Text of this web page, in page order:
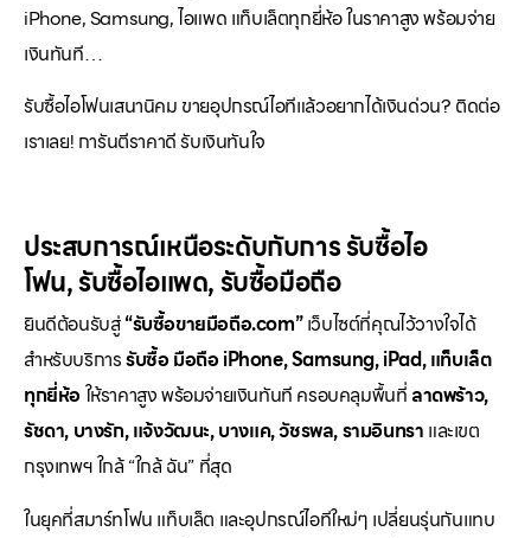
iPhone, Samsung, ไอแพด แท็บเล็ตทุกยี่ห้อ ในราคาสูง พร้อมจ่าย
เงินทันที…
รับซื้อไอโฟนเสนานิคม ขายอุปกรณ์ไอทีแล้วอยากได้เงินด่วน? ติดต่อ
เราเลย! การันตีราคาดี รับเงินทันใจ
ประสบการณ์เหนือระดับกับการรับซื้อไอ
โฟน,รับซื้อไอแพด,รับซื้อมือถือ
ยินดีต้อนรับสู่“รับซื้อขายมือถือ.com”เว็บไซต์ที่คุณไว้วางใจได้
สำหรับบริการรับซื้อ มือถือ iPhone, Samsung, iPad, แท็บเล็ต
ทุกยี่ห้อให้ราคาสูง พร้อมจ่ายเงินทันที ครอบคลุมพื้นที่ลาดพร้าว,
รัชดา, บางรัก, แจ้งวัฒนะ, บางแค, วัชรพล, รามอินทรา และเขต
กรุงเทพฯ ใกล้ “ใกล้ ฉัน” ที่สุด
ในยุคที่สมาร์ทโฟน แท็บเล็ต และอุปกรณ์ไอทีใหม่ๆ เปลี่ยนรุ่นกันแทบ